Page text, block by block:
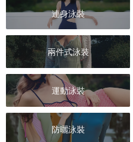
連身泳裝
兩件式泳裝
運動泳裝
防曬泳裝